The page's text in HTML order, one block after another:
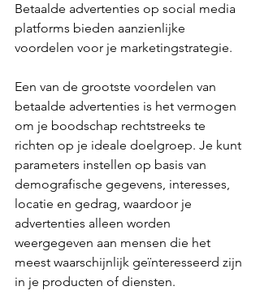
Betaalde advertenties op social media
platforms bieden aanzienlijke
voordelen voor je marketingstrategie.
Een van de grootste voordelen van
betaalde advertenties is het vermogen
om je boodschap rechtstreeks te
richten op je ideale doelgroep. Je kunt
parameters instellen op basis van
demografische gegevens, interesses,
locatie en gedrag, waardoor je
advertenties alleen worden
weergegeven aan mensen die het
meest waarschijnlijk geïnteresseerd zijn
in je producten of diensten.